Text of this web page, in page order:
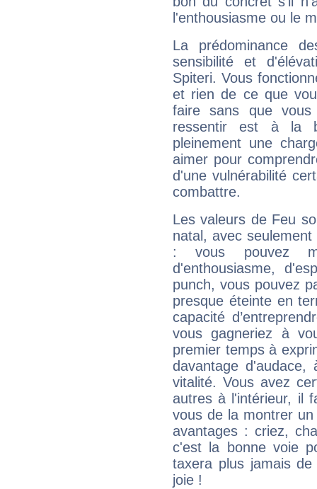
l'enthousiasme ou le
La prédominance
sensibilité et
Spiteri. Vous
et rien de ce que
faire sans que
ressentir est à la
pleinement une
aimer pour
d'une vulnérabilité
combattre.
Les valeurs de Feu
natal, avec
: vous pouvez
d'enthousiasme,
punch, vous pouvez
presque éteinte en
capacité
vous gagneriez à
premier temps à
davantage
vitalité. Vous avez
autres à l'intérieur, il
vous de la montrer
avantages : criez,
c'est la bonne voie
taxera plus jamais
joie !